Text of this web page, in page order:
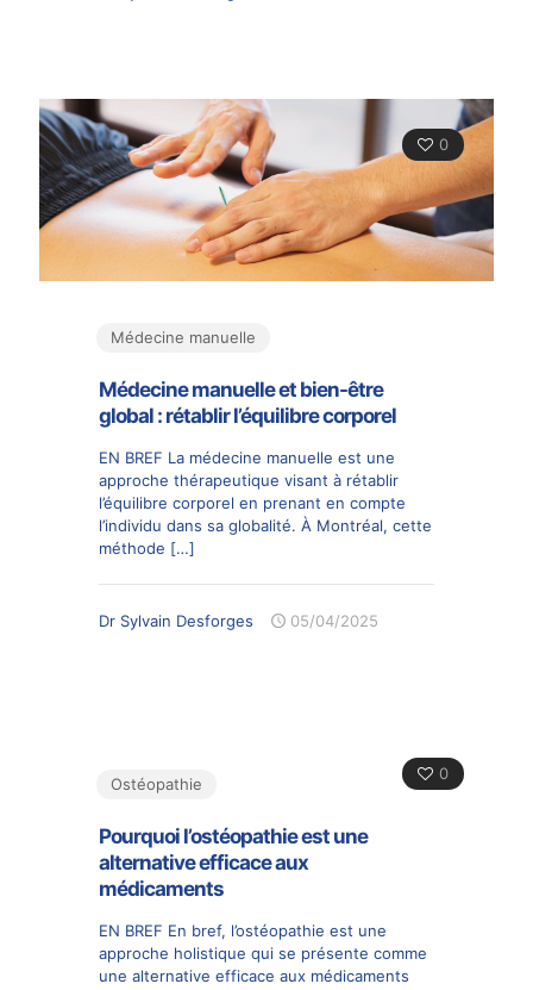
0
Médecine manuelle
Médecine manuelle et bien-être
global : rétablir l’équilibre corporel
EN BREF La médecine manuelle est une
approche thérapeutique visant à rétablir
l’équilibre corporel en prenant en compte
l’individu dans sa globalité. À Montréal, cette
méthode […]
Dr Sylvain Desforges 05/04/2025
0
Ostéopathie
Pourquoi l’ostéopathie est une
alternative efficace aux
médicaments
EN BREF En bref, l’ostéopathie est une
approche holistique qui se présente comme
une alternative efficace aux médicaments